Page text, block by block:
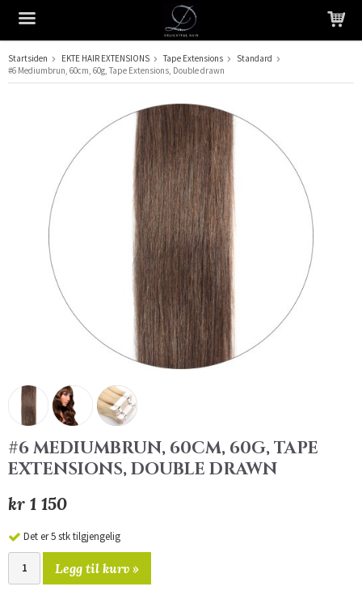
Produktet har blitt lagt til i handlekurven din
Startsiden EKTE HAIR EXTENSIONS Tape Extensions
Standard
#6 Mediumbrun, 60cm, 60g, Tape Extensions, Double drawn
#6 MEDIUMBRUN, 60CM, 60G, TAPE
EXTENSIONS, DOUBLE DRAWN
kr 1 150
Det er 5 stk tilgjengelig
Legg til kurv »